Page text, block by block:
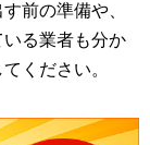
前の準備や、
る業者も分か
ください。